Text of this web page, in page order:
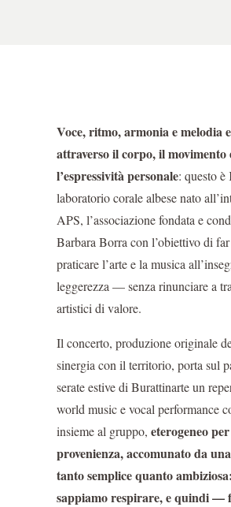
Voce, ritmo, armonia e melodia
attraverso il corpo, il movimento
l’espressività personale: questo
laboratorio corale albese nato
APS, l’associazione fondata e
Barbara Borra con l’obiettivo di
praticare l’arte e la musica
leggerezza — senza rinunciare a
artistici di valore.
Il concerto, produzione originale
sinergia con il territorio, porta sul
serate estive di Burattinarte un
world music e vocal performance
insieme al gruppo, eterogeneo
provenienza, accomunato da
tanto semplice quanto
sappiamo respirare, e quindi